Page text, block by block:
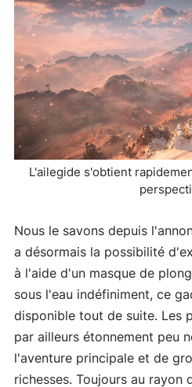
L'ailegide s'obtient
Nous le savons depuis
a désormais la possibilité
à l'aide d'un masque de
sous l'eau indéfiniment, ce
disponible tout de suite. Les
par ailleurs étonnement peu
l'aventure principale et de
richesses. Toujours au rayon